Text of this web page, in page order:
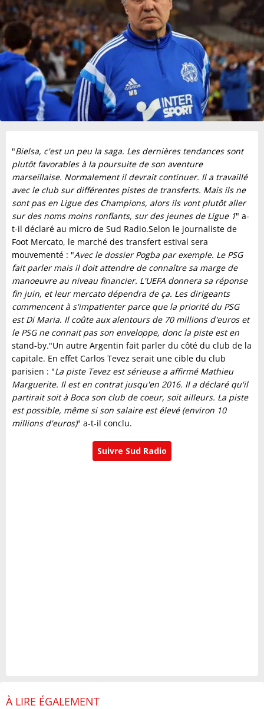
"Bielsa, c'est un peu la saga. Les dernières tendances sont
plutôt favorables à la poursuite de son aventure
marseillaise. Normalement il devrait continuer. Il a travaillé
avec le club sur différentes pistes de transferts. Mais ils ne
sont pas en Ligue des Champions, alors ils vont plutôt aller
sur des noms moins ronflants, sur des jeunes de Ligue 1" a-
t-il déclaré au micro de Sud Radio.Selon le journaliste de
Foot Mercato, le marché des transfert estival sera
mouvementé : "Avec le dossier Pogba par exemple. Le PSG
fait parler mais il doit attendre de connaître sa marge de
manoeuvre au niveau financier. L'UEFA donnera sa réponse
fin juin, et leur mercato dépendra de ça. Les dirigeants
commencent à s'impatienter parce que la priorité du PSG
est Di Maria. Il coûte aux alentours de 70 millions d'euros et
le PSG ne connait pas son enveloppe, donc la piste est en
stand-by."Un autre Argentin fait parler du côté du club de la
capitale. En effet Carlos Tevez serait une cible du club
parisien : "La piste Tevez est sérieuse a affirmé Mathieu
Marguerite. Il est en contrat jusqu'en 2016. Il a déclaré qu'il
partirait soit à Boca son club de coeur, soit ailleurs. La piste
est possible, même si son salaire est élevé (environ 10
millions d'euros)" a-t-il conclu.
Suivre Sud Radio
À LIRE ÉGALEMENT